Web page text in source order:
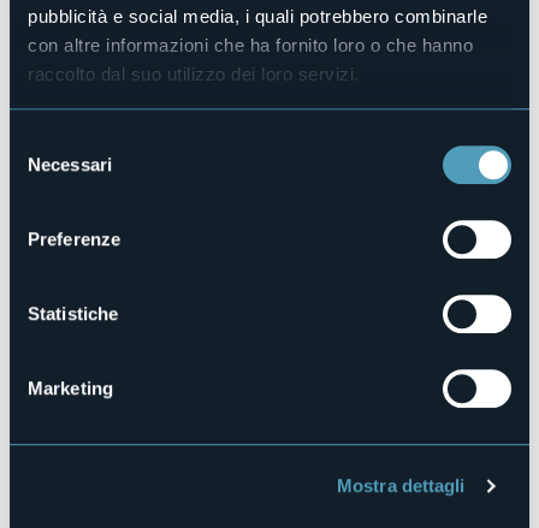
pubblicità e social media, i quali potrebbero combinarle
con altre informazioni che ha fornito loro o che hanno
raccolto dal suo utilizzo dei loro servizi.
delNecessari
Preferenze
Statistiche
Marketing
Mostra dettagli
Sito web
https://www.lookonlake.com/
Telefono
003084-AFF-00005
Via alla Fontana, 16